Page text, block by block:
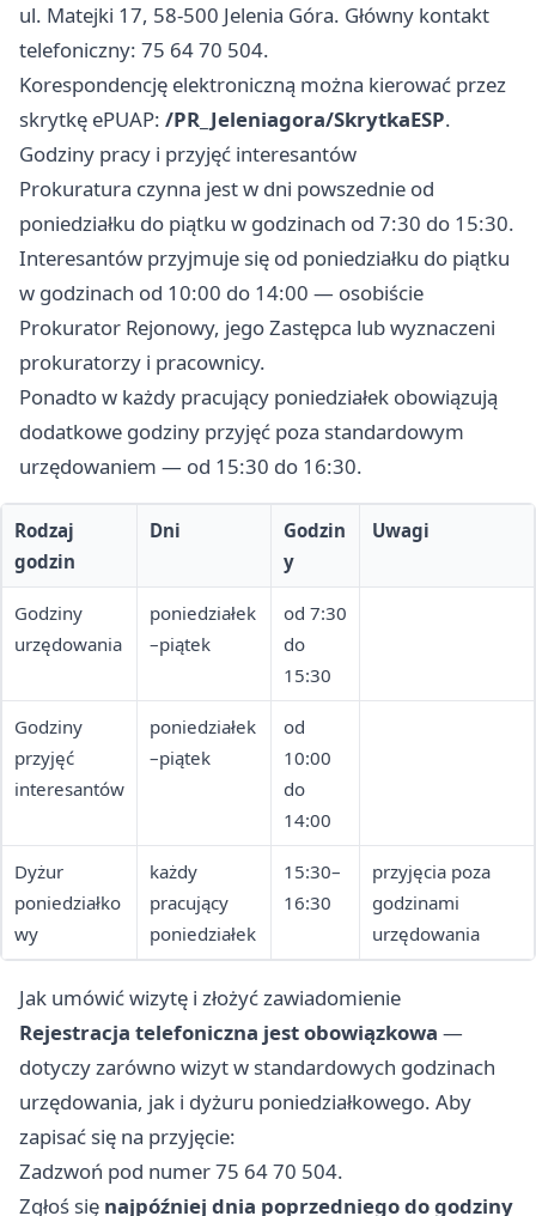
ul. Matejki 17, 58-500 Jelenia Góra. Główny kontakt
telefoniczny: 75 64 70 504.
Korespondencję elektroniczną można kierować przez
skrytkę ePUAP: /PR_Jeleniagora/SkrytkaESP.
Godziny pracy i przyjęć interesantów
Prokuratura czynna jest w dni powszednie od
poniedziałku do piątku w godzinach od 7:30 do 15:30.
Interesantów przyjmuje się od poniedziałku do piątku
w godzinach od 10:00 do 14:00 — osobiście
Prokurator Rejonowy, jego Zastępca lub wyznaczeni
prokuratorzy i pracownicy.
Ponadto w każdy pracujący poniedziałek obowiązują
dodatkowe godziny przyjęć poza standardowym
urzędowaniem — od 15:30 do 16:30.
Rodzaj
godzin
Dni
Godzin
y
Uwagi
Godziny
urzędowania
poniedziałek
–piątek
od 7:30
do
15:30
Godziny
przyjęć
interesantów
poniedziałek
–piątek
od
10:00
do
14:00
Dyżur
poniedziałko
wy
każdy
pracujący
poniedziałek
15:30–
16:30
przyjęcia poza
godzinami
urzędowania
Jak umówić wizytę i złożyć zawiadomienie
Rejestracja telefoniczna jest obowiązkowa —
dotyczy zarówno wizyt w standardowych godzinach
urzędowania, jak i dyżuru poniedziałkowego. Aby
zapisać się na przyjęcie:
Zadzwoń pod numer 75 64 70 504.
Zgłoś się najpóźniej dnia poprzedniego do godziny